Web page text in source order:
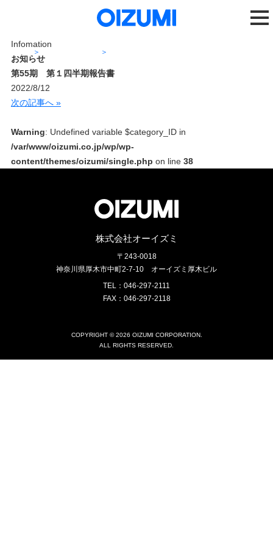
Infomation
お知らせ
第55期 第１四半期報告書
2022/8/12
次の記事へ »
Warning: Undefined variable $category_ID in
/var/www/oizumi.co.jp/wp/wp-
content/themes/oizumi/single.php on line 38
株式会社オーイズミ
〒243-0018
神奈川県厚木市中町2-7-10 オーイズミ厚木ビル
TEL：046-297-2111
FAX：046-297-2118
COPYRIGHT © 2026 OIZUMI CORPORATION.
ALL RIGHTS RESERVED.